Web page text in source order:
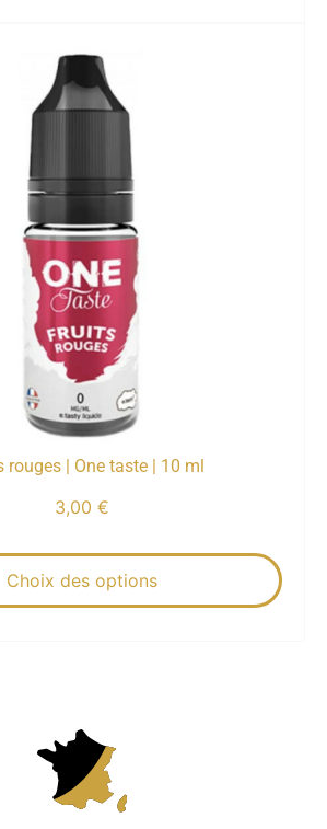
rouges | One taste | 10 ml
3,00 €
Choix des options